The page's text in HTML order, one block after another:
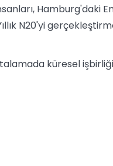
Hamburg'daki
N20'yi